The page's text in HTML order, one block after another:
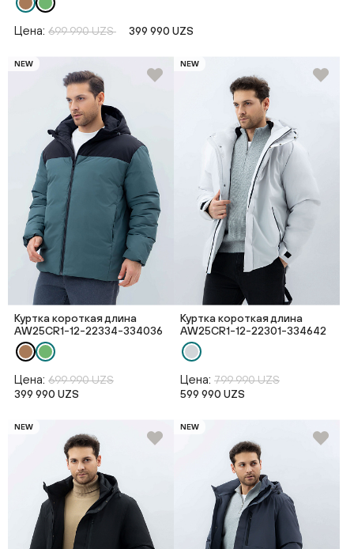
Цена: 699 990 UZS 399 990 UZS
NEW
Куртка короткая длина
AW25CR1-12-22334-334036
Цена: 699 990 UZS
399 990 UZS
NEW
Куртка короткая длина
AW25CR1-12-22301-334642
Цена: 799 990 UZS
599 990 UZS
NEW NEW